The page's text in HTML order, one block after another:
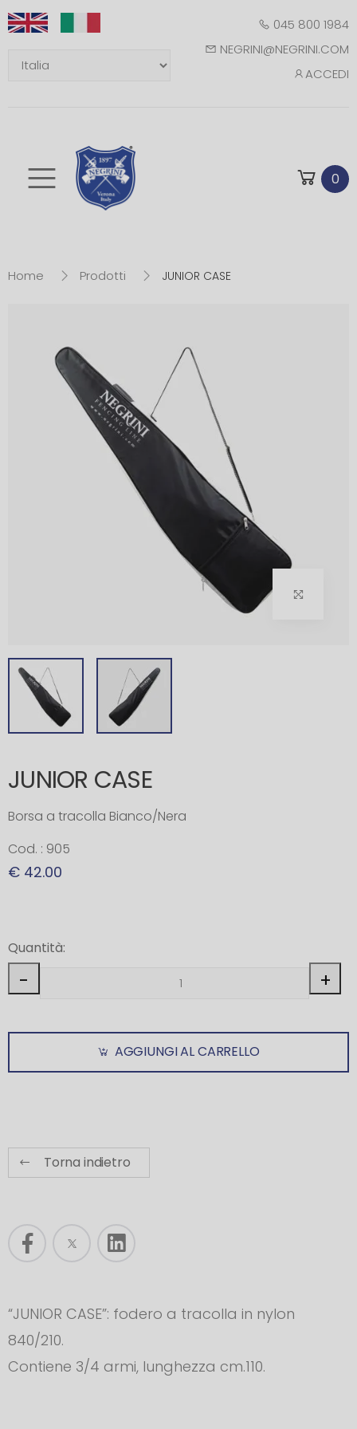
045 800 1984
NEGRINI@NEGRINI.COM
ACCEDI
Toggle mobile 0
Home Prodotti JUNIOR CASE
JUNIOR CASE
Borsa a tracolla Bianco/Nera
Cod. : 905
€ 42.00
Quantità:
- +
AGGIUNGI AL CARRELLO
Torna indietro
“JUNIOR CASE”: fodero a tracolla in nylon
840/210.
Contiene 3/4 armi, lunghezza cm.110.